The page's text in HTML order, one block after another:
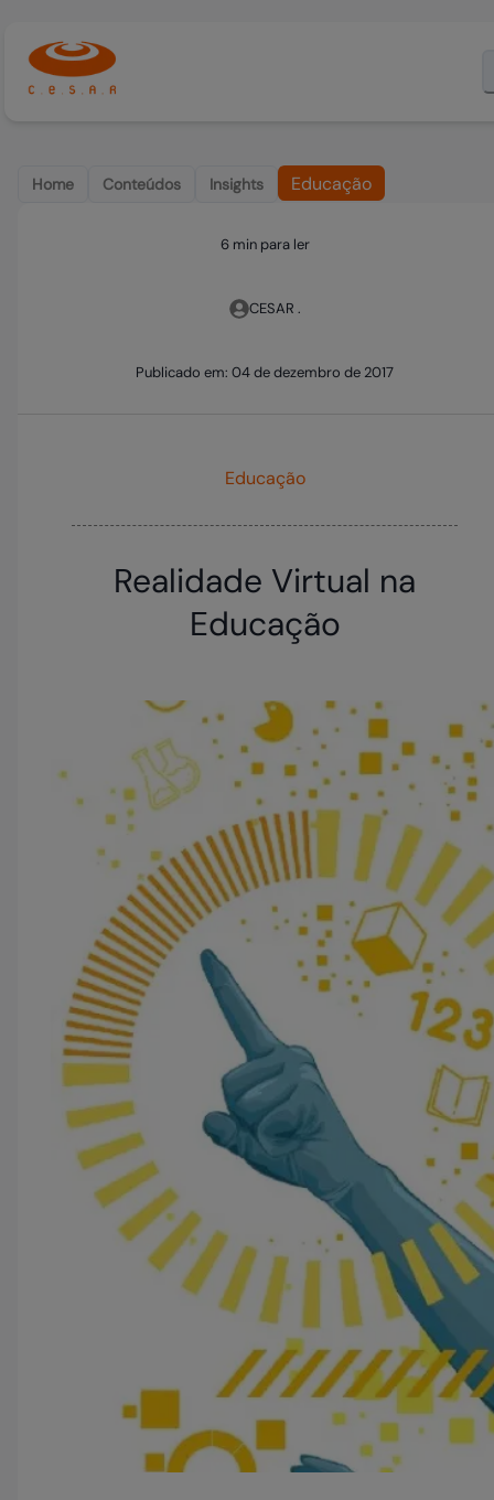
Home Conteúdos Insights Educação
6 min para ler
CESAR .
Publicado em: 04 de dezembro de 2017
Educação
Realidade Virtual na
Educação